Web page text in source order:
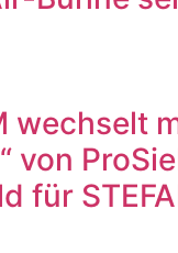
wechselt
von
für